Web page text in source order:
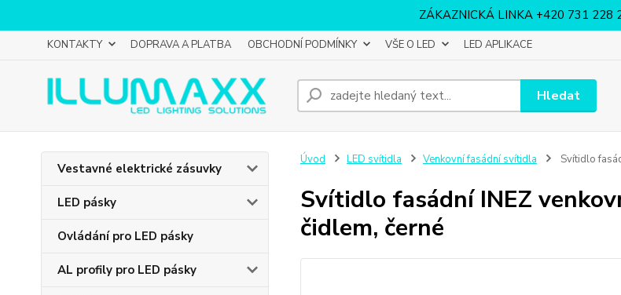
ZÁKAZNICKÁ LINKA +420 731 228
KONTAKTY DOPRAVA A PLATBA OBCHODNÍ PODMÍNKY VŠE O LED LED APLIKACE
Hledat
Vestavné elektrické zásuvky
LED pásky
Ovládání pro LED pásky
AL profily pro LED pásky
Úvod LED svítidla Venkovní fasádní svítidla Svítidlo
Svítidlo fasádní INEZ
čidlem, černé